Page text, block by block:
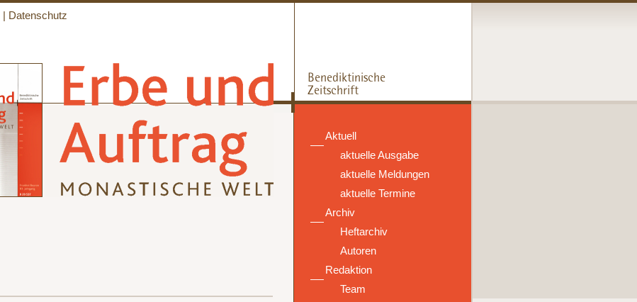
Datenschutz
Aktuell
aktuelle Ausgabe
aktuelle Meldungen
aktuelle Termine
Archiv
Heftarchiv
Autoren
Redaktion
Team